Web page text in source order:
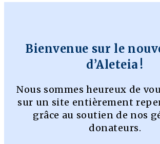
Bienvenue sur le
d’Aleteia !
Nous sommes heureux de
sur un site entièrement
grâce au soutien de nos
donateurs.